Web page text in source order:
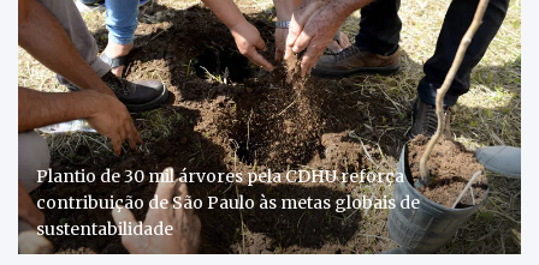
Plantio de 30 mil árvores pela CDHU reforça
contribuição de São Paulo às metas globais de
sustentabilidade